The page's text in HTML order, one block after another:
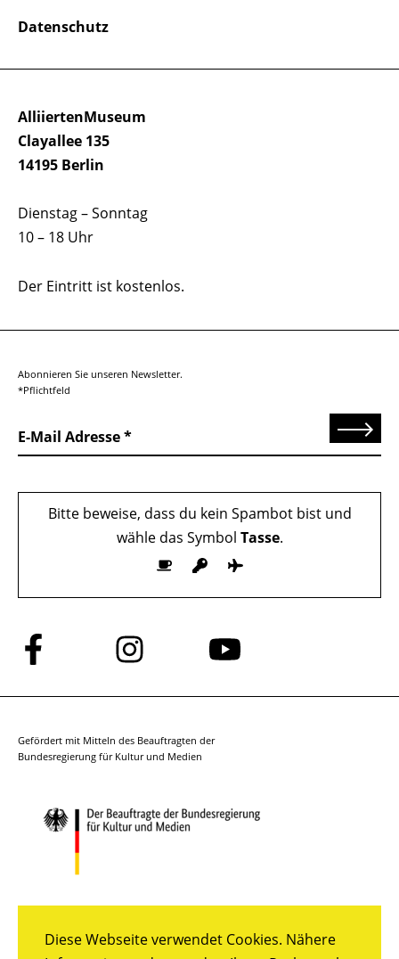
Diese Webseite verwendet Cookies. Nähere
AlliiertenMuseum
Clayallee 135
14195 Berlin
Dienstag – Sonntag
10 – 18 Uhr
Der Eintritt ist kostenlos.
Datenschutz
Abonnieren Sie unseren Newsletter.
*Pflichtfeld
E-Mail Adresse Senden
Bitte beweise, dass du kein Spambot bist und
wähle das Symbol Tasse.
Folge
uns
auf
Folge
uns
auf
Folge
auf
Gefördert mit Mitteln des Beauftragten der
Bundesregierung für Kultur und Medien